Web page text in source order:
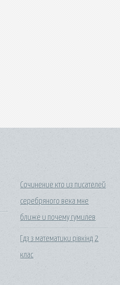
Сочинение кто из писателей
серебряного века мне
ближе и почему гумилев
Гдз з математики рівкінд 2
клас